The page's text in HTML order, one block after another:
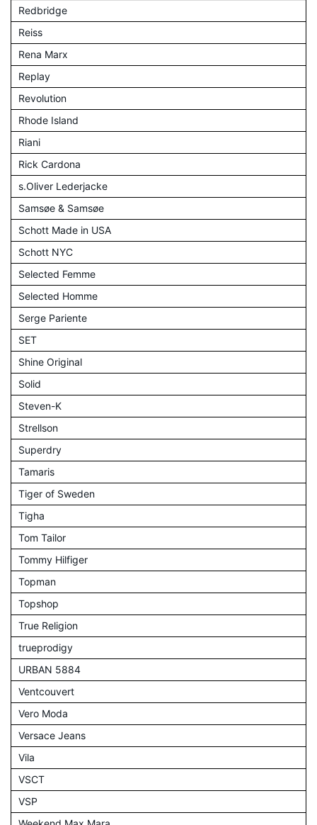
Redbridge
Reiss
Rena Marx
Replay
Revolution
Rhode Island
Riani
Rick Cardona
s.Oliver Lederjacke
Samsøe & Samsøe
Schott Made in USA
Schott NYC
Selected Femme
Selected Homme
Serge Pariente
SET
Shine Original
Solid
Steven-K
Strellson
Superdry
Tamaris
Tiger of Sweden
Tigha
Tom Tailor
Tommy Hilfiger
Topman
Topshop
True Religion
trueprodigy
URBAN 5884
Ventcouvert
Vero Moda
Versace Jeans
Vila
VSCT
VSP